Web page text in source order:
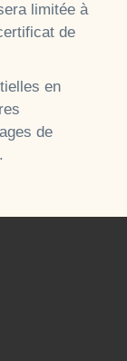
limitée à
de
en
de